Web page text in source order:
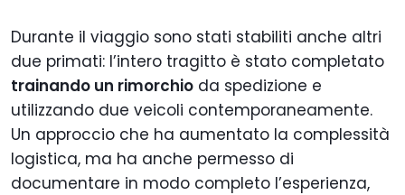
Durante il viaggio sono stati stabiliti anche altri
due primati: l’intero tragitto è stato completato
trainando un rimorchio da spedizione e
utilizzando due veicoli contemporaneamente.
Un approccio che ha aumentato la complessità
logistica, ma ha anche permesso di
documentare in modo completo l’esperienza,